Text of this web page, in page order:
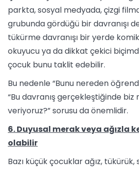
parkta, sosyal medyada, çizgi
grubunda gördüğü bir davranışı
tükürme davranışı bir yerde
okuyucu ya da dikkat çekici
çocuk bunu taklit edebilir.
Bu nedenle “Bunu nereden
“Bu davranış gerçekleştiğinde biz
veriyoruz?” sorusu da önemlidir.
6. Duyusal merak veya ağızla
olabilir
Bazı küçük çocuklar ağız,